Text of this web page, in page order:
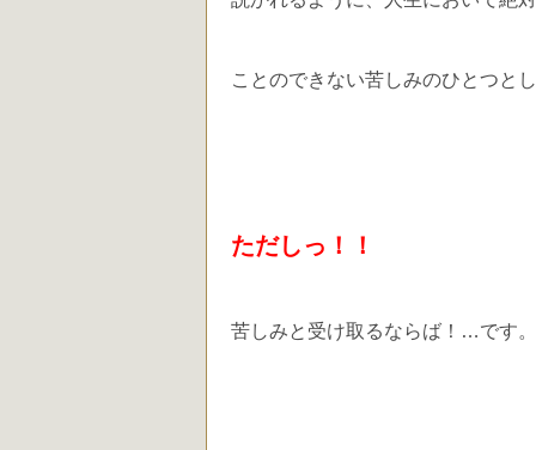
ことのできない苦しみのひとつと
ただしっ！！
苦しみと受け取るならば！…です。